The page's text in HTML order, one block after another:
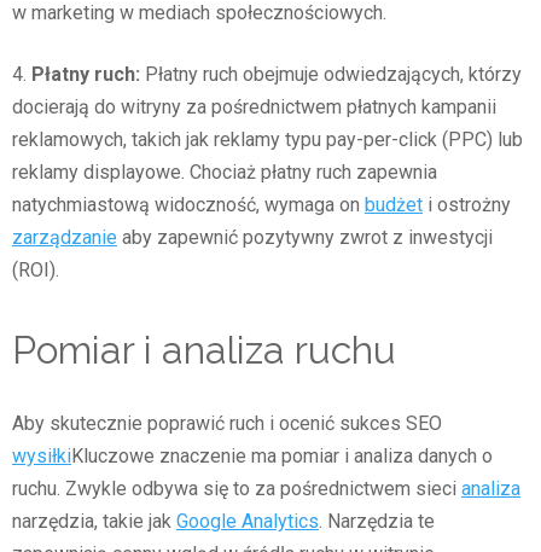
w marketing w mediach społecznościowych.
4. Płatny ruch: Płatny ruch obejmuje odwiedzających, którzy
docierają do witryny za pośrednictwem płatnych kampanii
reklamowych, takich jak reklamy typu pay-per-click (PPC) lub
reklamy displayowe. Chociaż płatny ruch zapewnia
natychmiastową widoczność, wymaga on budżet i ostrożny
zarządzanie aby zapewnić pozytywny zwrot z inwestycji
(ROI).
Pomiar i analiza ruchu
Aby skutecznie poprawić ruch i ocenić sukces SEO
wysiłkiKluczowe znaczenie ma pomiar i analiza danych o
ruchu. Zwykle odbywa się to za pośrednictwem sieci analiza
narzędzia, takie jak Google Analytics. Narzędzia te